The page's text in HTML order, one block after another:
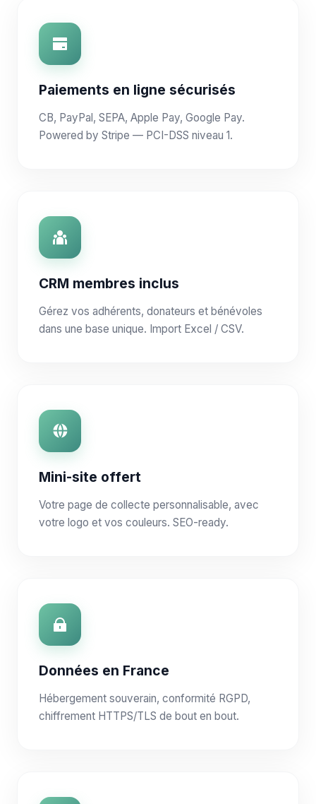
Paiements en ligne sécurisés
CB, PayPal, SEPA, Apple Pay, Google Pay.
Powered by Stripe — PCI-DSS niveau 1.
CRM membres inclus
Gérez vos adhérents, donateurs et bénévoles
dans une base unique. Import Excel / CSV.
Mini-site offert
Votre page de collecte personnalisable, avec
votre logo et vos couleurs. SEO-ready.
Données en France
Hébergement souverain, conformité RGPD,
chiffrement HTTPS/TLS de bout en bout.